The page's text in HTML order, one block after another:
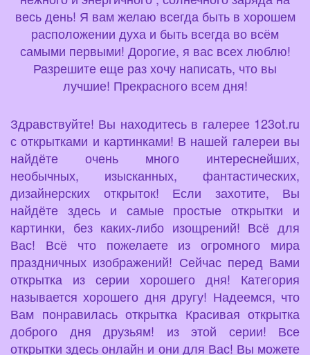
весь день! Я вам желаю всегда быть в хорошем
расположении духа и быть всегда во всём
самыми первыми! Дорогие, я вас всех люблю!
Разрешите еще раз хочу написать, что вы
лучшие! Прекрасного всем дня!
Здравствуйте! Вы находитесь в галерее 123ot.ru
с открытками и картинками! В нашей галереи вы
найдёте очень много интереснейших,
необычных, изысканных, фантастических,
дизайнерских открыток! Если захотите, Вы
найдёте здесь и самые простые открытки и
картинки, без каких-либо изощрений! Всё для
Вас! Всё что пожелаете из огромного мира
праздничных изображений! Сейчас перед Вами
открытка из серии хорошего дня! Категория
называется хорошего дня другу! Надеемся, что
Вам понравилась открытка Красивая открытка
доброго дня друзьям! из этой серии! Все
открытки здесь онлайн и они для Вас! Вы можете